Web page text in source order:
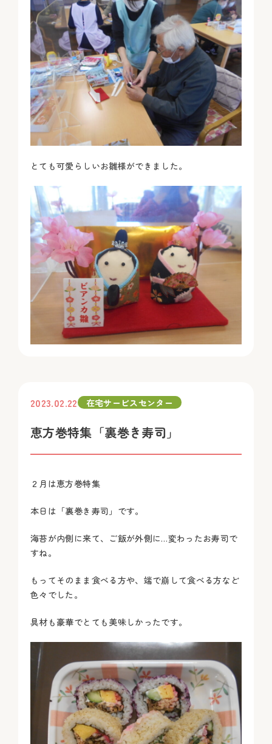
とても可愛らしいお雛様ができました。
2023.02.22 在宅サービスセンター
恵方巻特集「裏巻き寿司」
２月は恵方巻特集
本日は「裏巻き寿司」です。
海苔が内側に来て、ご飯が外側に…変わったお寿司で
すね。
もってそのまま食べる方や、端で崩して食べる方など
色々でした。
具材も豪華でとても美味しかったです。